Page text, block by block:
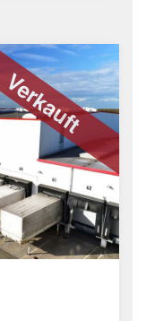
Verkauft